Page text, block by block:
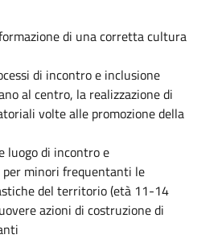
di una corretta cultura
di incontro e inclusione
al centro, la realizzazione di
volte alle promozione della
luogo di incontro e
per minori frequentanti le
del territorio (età 11-14
azioni di costruzione di